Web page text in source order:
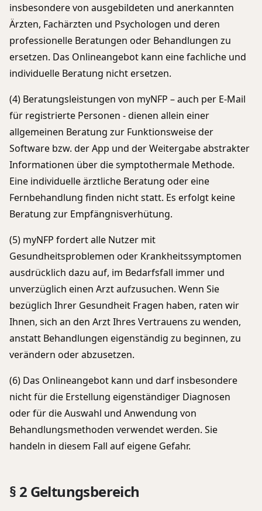
insbesondere von ausgebildeten und anerkannten
Ärzten, Fachärzten und Psychologen und deren
professionelle Beratungen oder Behandlungen zu
ersetzen. Das Onlineangebot kann eine fachliche und
individuelle Beratung nicht ersetzen.
(4) Beratungsleistungen von myNFP – auch per E-Mail
für registrierte Personen - dienen allein einer
allgemeinen Beratung zur Funktionsweise der
Software bzw. der App und der Weitergabe abstrakter
Informationen über die symptothermale Methode.
Eine individuelle ärztliche Beratung oder eine
Fernbehandlung finden nicht statt. Es erfolgt keine
Beratung zur Empfängnisverhütung.
(5) myNFP fordert alle Nutzer mit
Gesundheitsproblemen oder Krankheitssymptomen
ausdrücklich dazu auf, im Bedarfsfall immer und
unverzüglich einen Arzt aufzusuchen. Wenn Sie
bezüglich Ihrer Gesundheit Fragen haben, raten wir
Ihnen, sich an den Arzt Ihres Vertrauens zu wenden,
anstatt Behandlungen eigenständig zu beginnen, zu
verändern oder abzusetzen.
(6) Das Onlineangebot kann und darf insbesondere
nicht für die Erstellung eigenständiger Diagnosen
oder für die Auswahl und Anwendung von
Behandlungsmethoden verwendet werden. Sie
handeln in diesem Fall auf eigene Gefahr.
§ 2 Geltungsbereich